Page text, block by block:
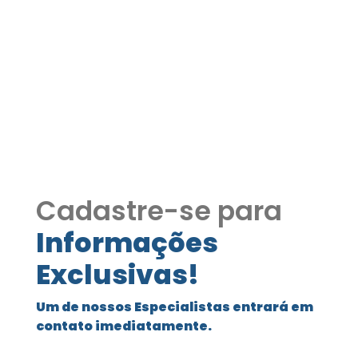
Cadastre-se para
Informações
Exclusivas!
Um de nossos Especialistas entrará em
contato imediatamente.